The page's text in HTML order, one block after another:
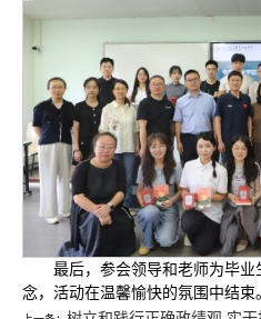
最后，参会领导和老师为毕
念，活动在温馨愉快的氛围中结束